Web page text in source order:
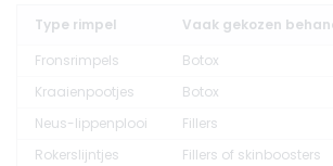
Type rimpel
Vaak gekozen
Fronsrimpels
Botox
Kraaienpootjes
Botox
Neus-lippenplooi
Fillers
Rokerslijntjes
Fillers of skinboosters